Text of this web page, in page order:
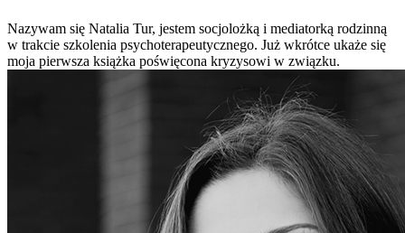
Nazywam się Natalia Tur, jestem socjolożką i mediatorką rodzinną
w trakcie szkolenia psychoterapeutycznego. Już wkrótce ukaże się
moja pierwsza książka poświęcona kryzysowi w związku.